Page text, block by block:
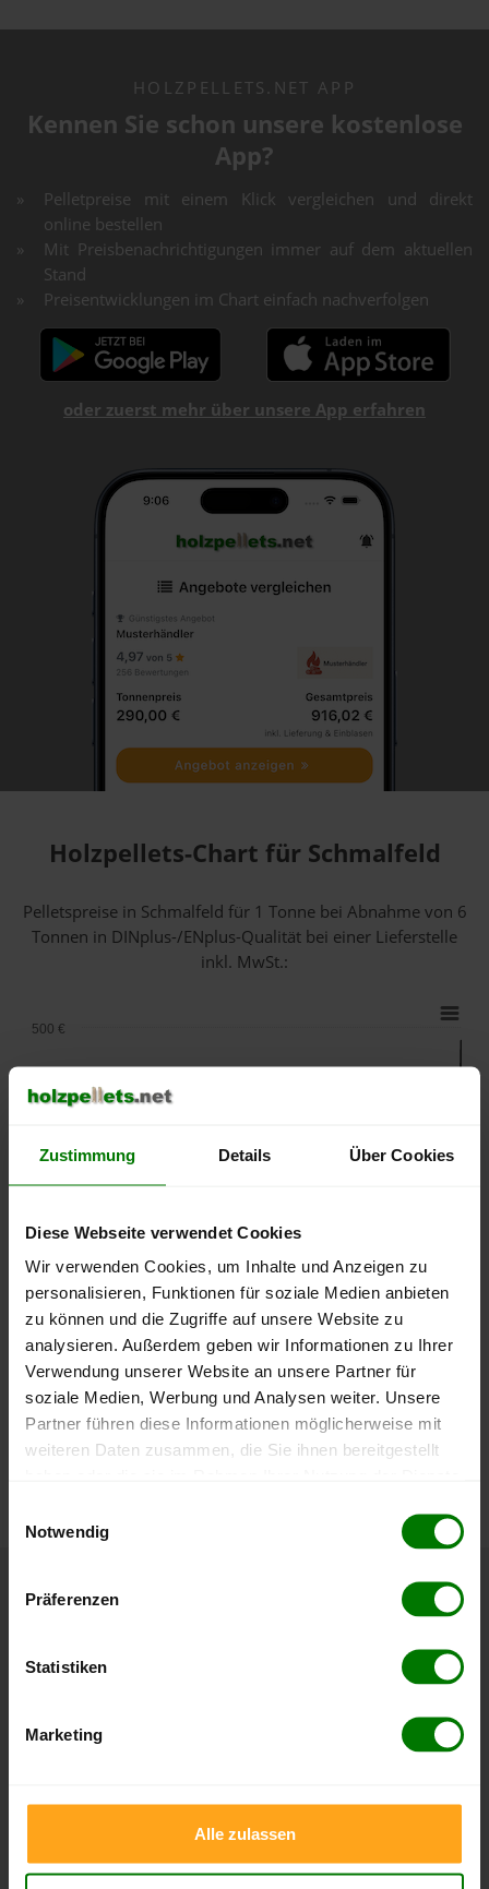
Zustimmung Details Über Cookies
Diese Webseite verwendet Cookies
Wir verwenden Cookies, um Inhalte und Anzeigen zu
personalisieren, Funktionen für soziale Medien anbieten
zu können und die Zugriffe auf unsere Website zu
analysieren. Außerdem geben wir Informationen zu Ihrer
Verwendung unserer Website an unsere Partner für
soziale Medien, Werbung und Analysen weiter. Unsere
Partner führen diese Informationen möglicherweise mit
weiteren Daten zusammen, die Sie ihnen bereitgestellt
Notwendig
Präferenzen
Statistiken
Marketing
Alle zulassen
HOLZPELLETS.NET APP
Kennen Sie schon unsere kostenlose
App?
Pelletpreise mit einem Klick vergleichen und direkt
online bestellen
Mit Preisbenachrichtigungen immer auf dem aktuellen
Stand
Preisentwicklungen im Chart einfach nachverfolgen
oder zuerst mehr über unsere App erfahren
Holzpellets-Chart für Schmalfeld
Pelletspreise in Schmalfeld für 1 Tonne bei Abnahmevon 6
Tonnen in DINplus-/ENplus-Qualität bei einer Lieferstelle
inkl. MwSt.:
lose Ware Sackware
September
2025
Januar
2026
Mai
2026
250 €
300 €
400 €
450 €
500 €
Die aktuelle Preisentwicklung für Holzpellets in Deutschland
Pelletspreise
Höchst- und Tiefststände der
Pelletspreise für lose Holzpellets und Holzpellets
Sackware in Schmalfeld
. Das dazugehörige Datum zeigt,
erreicht wurde.
Lose Holzpellets